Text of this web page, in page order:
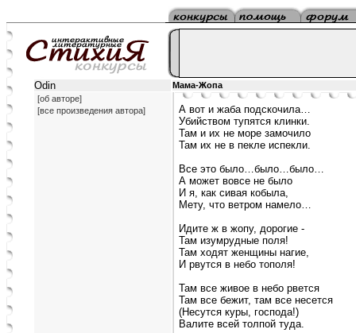
Odin
Мама-Жопа
[об авторе]
[все произведения автора]
А вот и жаба подскочила…
Убийством тупятся клинки.
Там и их не море замочило
Там их не в пекле испекли.
Все это было…было…было…
А может вовсе не было
И я, как сивая кобыла,
Мету, что ветром намело…
Идите ж в жопу, дорогие -
Там изумрудные поля!
Там ходят женщины нагие,
И рвутся в небо тополя!
Там все живое в небо рвется
Там все бежит, там все несется
(Несутся куры, господа!)
Валите всей толпой туда.